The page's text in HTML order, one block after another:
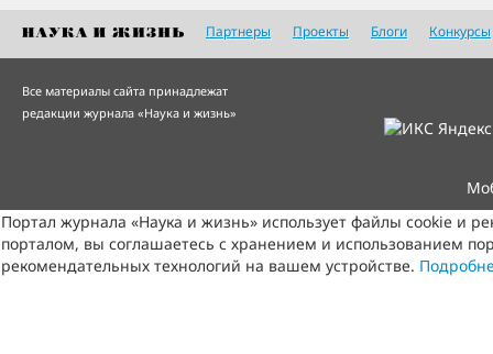
Партнеры Проекты Блоги Конкурсы
Все материалы сайта принадлежат
редакции журнала «Наука и жизнь»
Портал журнала «Наука и жизнь» использует файлы cookie и
порталом, вы соглашаетесь с хранением и использованием
рекомендательных технологий на вашем устройстве.